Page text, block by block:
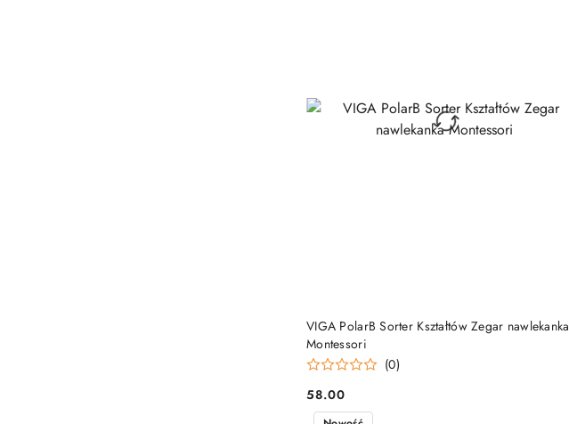
VIGA PolarB Sorter Kształtów Zegar nawlekanka
Montessori
(0)
Cena:
58.00
DO KOSZYKA